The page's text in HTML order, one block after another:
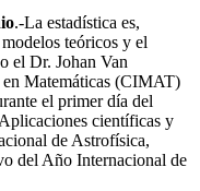
.-La estadística es,
teóricos y el
el Dr. Johan Van
Matemáticas (CIMAT)
el primer día del
científicas y
de Astrofísica,
del Año Internacional de